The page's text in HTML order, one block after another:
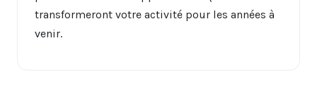
transformeront votre activité pour les années à
venir.